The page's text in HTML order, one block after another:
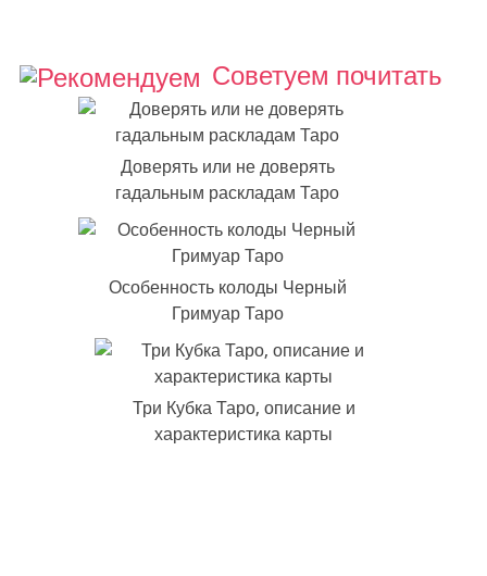
Советуем почитать
Доверять или не доверять
гадальным раскладам Таро
Особенность колоды Черный
Гримуар Таро
Три Кубка Таро, описание и
характеристика карты